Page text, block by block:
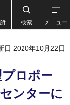
検索 メニュー
日 2020年10月22日
プロポー
ンターに